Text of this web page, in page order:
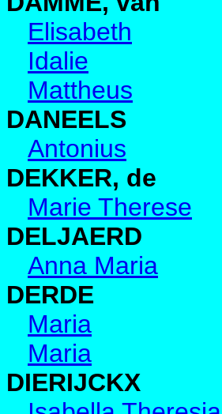
Elisabeth
Idalie
Mattheus
DANEELS
Antonius
DEKKER, de
Marie Therese
DELJAERD
Anna Maria
DERDE
Maria
Maria
DIERIJCKX